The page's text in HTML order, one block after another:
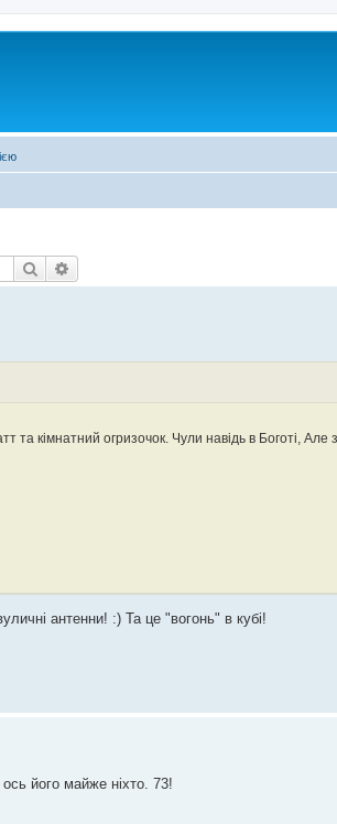
Пошук
та кімнатний огризочок. Чули навідь в Боготі,
Так що антена вогонь
антенни! :) Та це "вогонь" в кубі!
його майже ніхто. 73!